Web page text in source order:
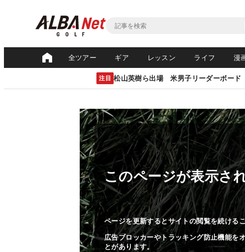
全ツアー ギア レッスン ライフ 漫
注目 松山英樹ら出場 米男子リーダーボード
このページが表示さ
ページを更新するとサイトの閲覧を続ける
広告ブロッカーやトラッキング防止機能を
とがあります。